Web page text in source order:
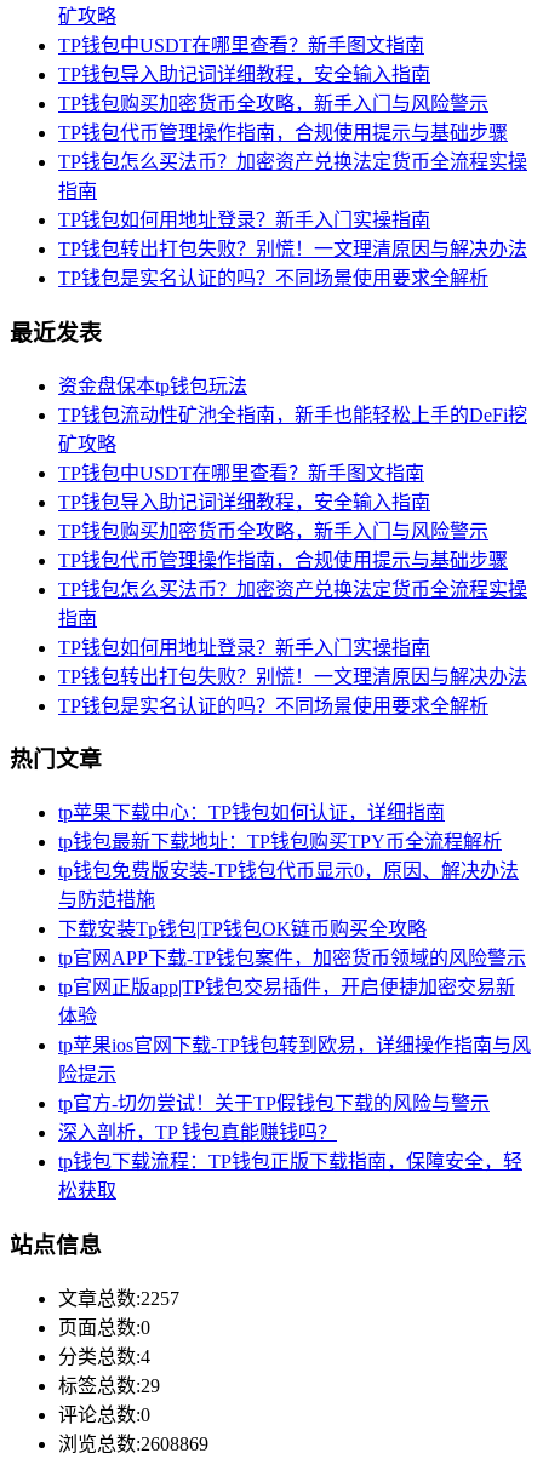
矿攻略
TP钱包中USDT在哪里查看？新手图文指南
TP钱包导入助记词详细教程，安全输入指南
TP钱包购买加密货币全攻略，新手入门与风险警示
TP钱包代币管理操作指南，合规使用提示与基础步骤
TP钱包怎么买法币？加密资产兑换法定货币全流程实操
指南
TP钱包如何用地址登录？新手入门实操指南
TP钱包转出打包失败？别慌！一文理清原因与解决办法
TP钱包是实名认证的吗？不同场景使用要求全解析
最近发表
资金盘保本tp钱包玩法
TP钱包流动性矿池全指南，新手也能轻松上手的DeFi挖
矿攻略
TP钱包中USDT在哪里查看？新手图文指南
TP钱包导入助记词详细教程，安全输入指南
TP钱包购买加密货币全攻略，新手入门与风险警示
TP钱包代币管理操作指南，合规使用提示与基础步骤
TP钱包怎么买法币？加密资产兑换法定货币全流程实操
指南
TP钱包如何用地址登录？新手入门实操指南
TP钱包转出打包失败？别慌！一文理清原因与解决办法
TP钱包是实名认证的吗？不同场景使用要求全解析
热门文章
tp苹果下载中心：TP钱包如何认证，详细指南
tp钱包最新下载地址：TP钱包购买TPY币全流程解析
tp钱包免费版安装-TP钱包代币显示0，原因、解决办法
与防范措施
下载安装Tp钱包|TP钱包OK链币购买全攻略
tp官网APP下载-TP钱包案件，加密货币领域的风险警示
tp官网正版app|TP钱包交易插件，开启便捷加密交易新
体验
tp苹果ios官网下载-TP钱包转到欧易，详细操作指南与风
险提示
tp官方-切勿尝试！关于TP假钱包下载的风险与警示
深入剖析，TP 钱包真能赚钱吗？
tp钱包下载流程：TP钱包正版下载指南，保障安全，轻
松获取
站点信息
文章总数:2257
页面总数:0
分类总数:4
标签总数:29
评论总数:0
浏览总数:2608869